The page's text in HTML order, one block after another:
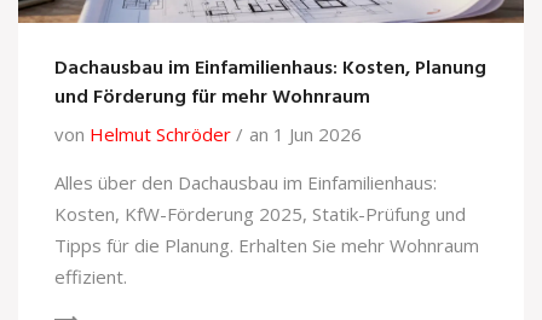
Dachausbau im Einfamilienhaus: Kosten, Planung
und Förderung für mehr Wohnraum
von Helmut Schröder
an 1 Jun 2026
Alles über den Dachausbau im Einfamilienhaus:
Kosten, KfW-Förderung 2025, Statik-Prüfung und
Tipps für die Planung. Erhalten Sie mehr Wohnraum
effizient.